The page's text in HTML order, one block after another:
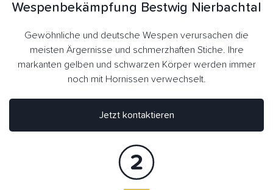
Wespenbekämpfung Bestwig Nierbachtal
Gewöhnliche und deutsche Wespen verursachen die
meisten Ärgernisse und schmerzhaften Stiche. Ihre
markanten gelben und schwarzen Körper werden immer
noch mit Hornissen verwechselt.
Jetzt kontaktieren